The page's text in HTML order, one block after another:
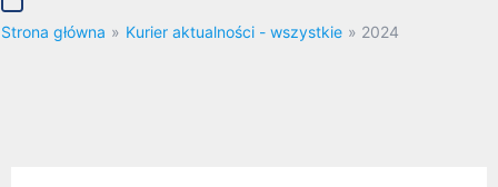
Strona główna » Kurier aktualności - wszystkie » 2024